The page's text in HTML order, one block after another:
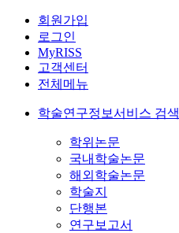
회원가입
로그인
MyRISS
고객센터
전체메뉴
학술연구정보서비스 검색
학위논문
국내학술논문
해외학술논문
학술지
단행본
연구보고서